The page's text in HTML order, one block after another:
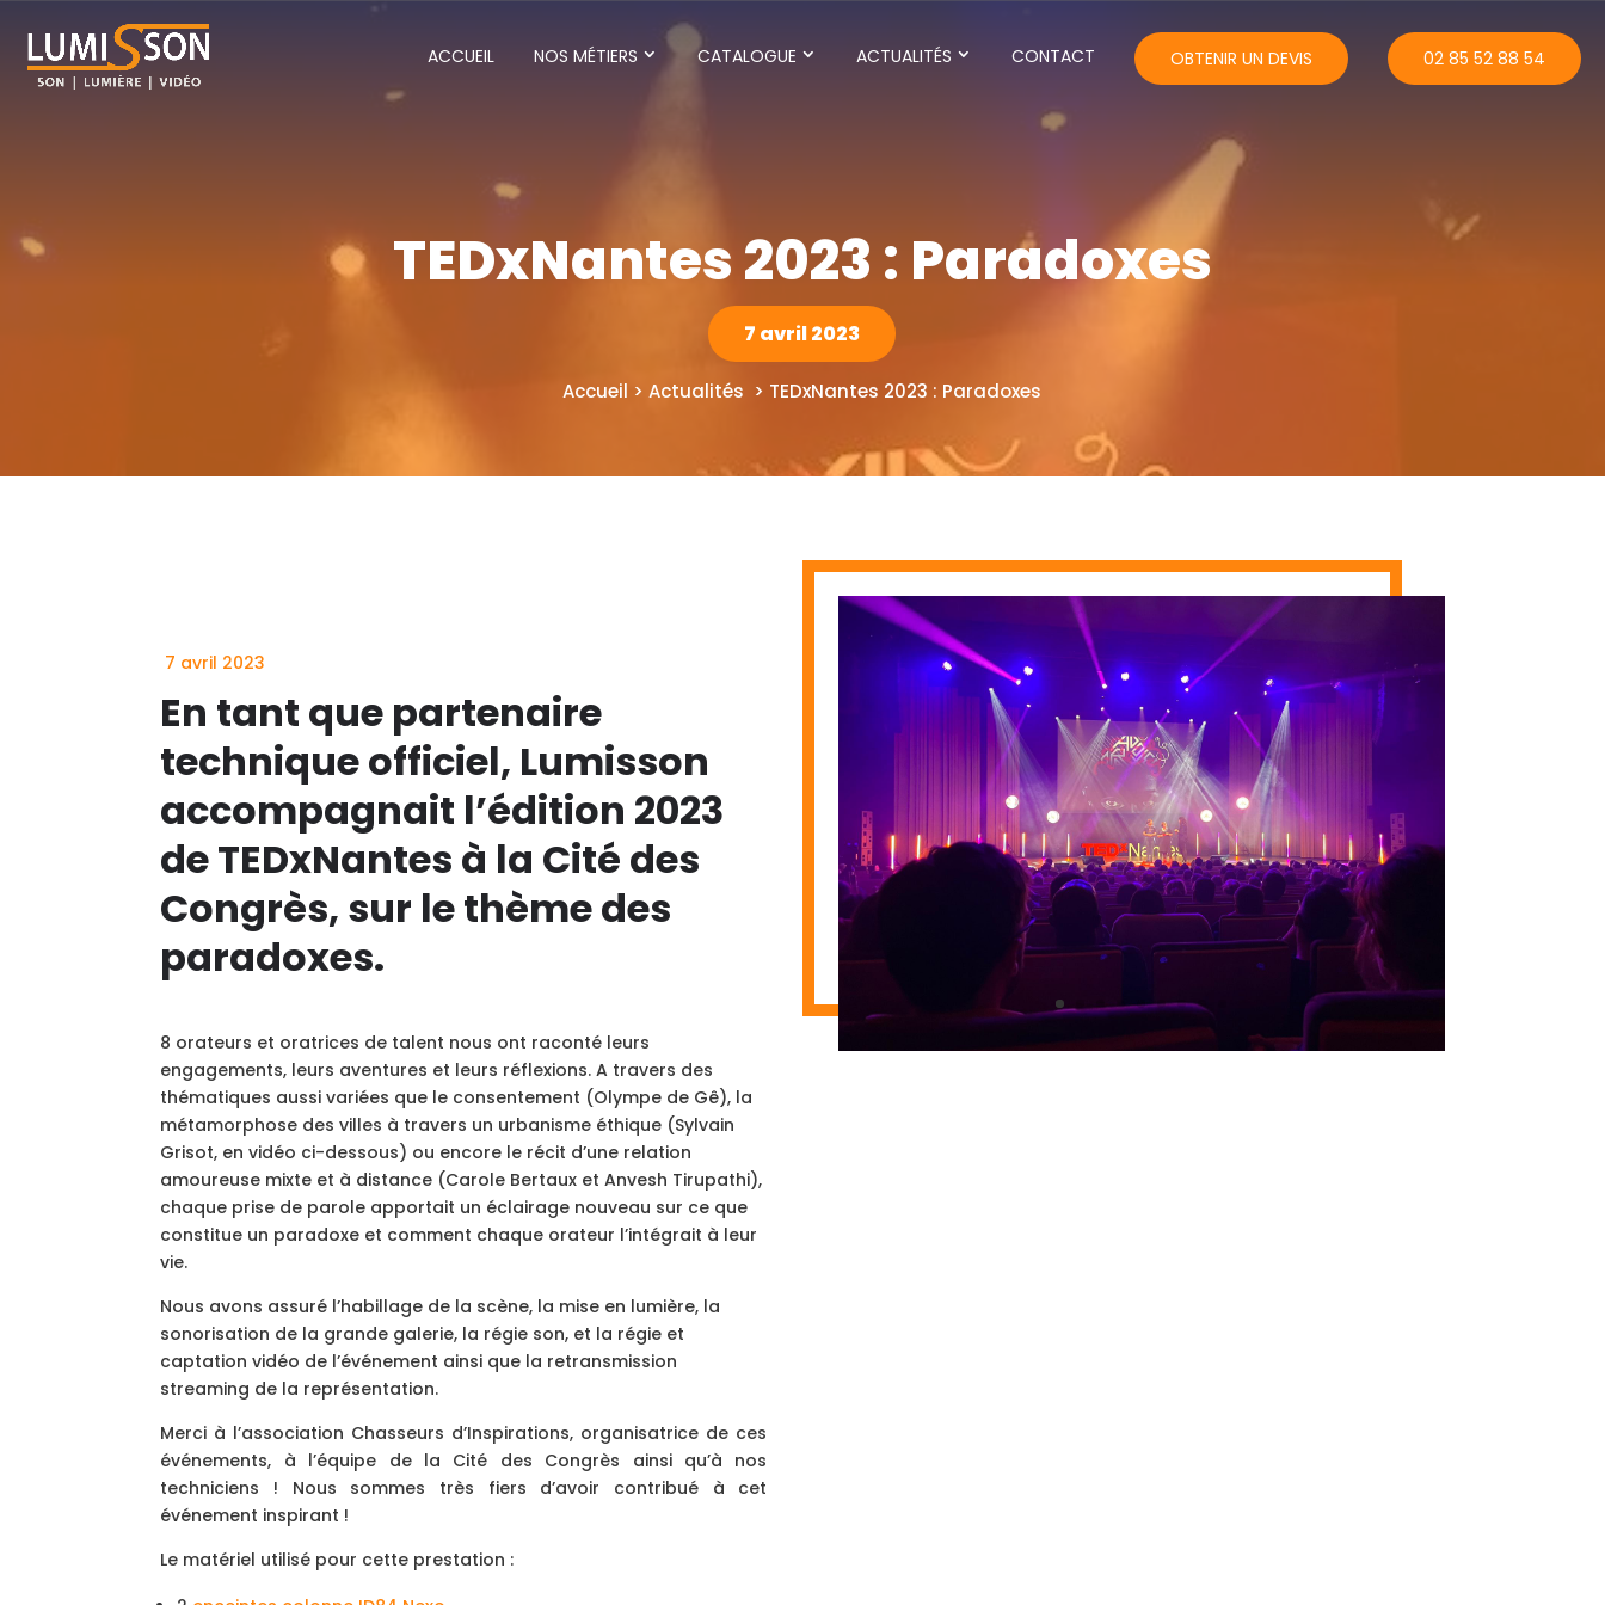
ACCUEIL NOS MÉTIERS CATALOGUE ACTUALITÉS CONTACT OBTENIR UN DEVIS 02 85 52 88 54
TEDxNantes 2023 : Paradoxes
7 avril 2023
Accueil > Actualités > TEDxNantes 2023 : Paradoxes
7 avril 2023
En tant que partenaire
technique officiel, Lumisson
accompagnait l’édition 2023
de TEDxNantes à la Cité des
Congrès, sur le thème des
paradoxes.
8 orateurs et oratrices de talent nous ont raconté leurs
engagements, leurs aventures et leurs réflexions. A travers des
thématiques aussi variées que le consentement (Olympe de Gê), la
métamorphose des villes à travers un urbanisme éthique (Sylvain
Grisot, en vidéo ci-dessous) ou encore le récit d’une relation
amoureuse mixte et à distance (Carole Bertaux et Anvesh Tirupathi),
chaque prise de parole apportait un éclairage nouveau sur ce que
constitue un paradoxe et comment chaque orateur l’intégrait à leur
vie.
Nous avons assuré l’habillage de la scène, la mise en lumière, la
sonorisation de la grande galerie, la régie son, et la régie et
captation vidéo de l’événement ainsi que la retransmission
streaming de la représentation.
Merci à l’association Chasseurs d’Inspirations, organisatrice de ces
événements, à l’équipe de la Cité des Congrès ainsi qu’à nos
techniciens ! Nous sommes très fiers d’avoir contribué à cet
événement inspirant !
Le matériel utilisé pour cette prestation :